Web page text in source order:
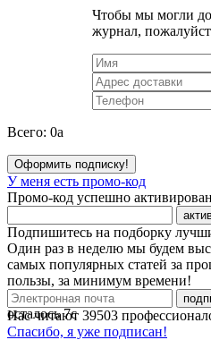
Чтобы мы могли
журнал,
Всего: 0a
Оформить подписку!
У меня есть промо-код
Промо-код успешно активирован
Подпишитесь на подборку
Один раз в неделю мы будем
самых популярных статей за
пользы, за минимум времени!
Нас читают 39503
Спасибо, я уже подписан!
осталось7с